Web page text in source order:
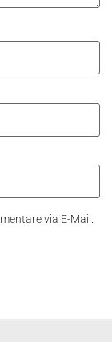
via E-Mail.